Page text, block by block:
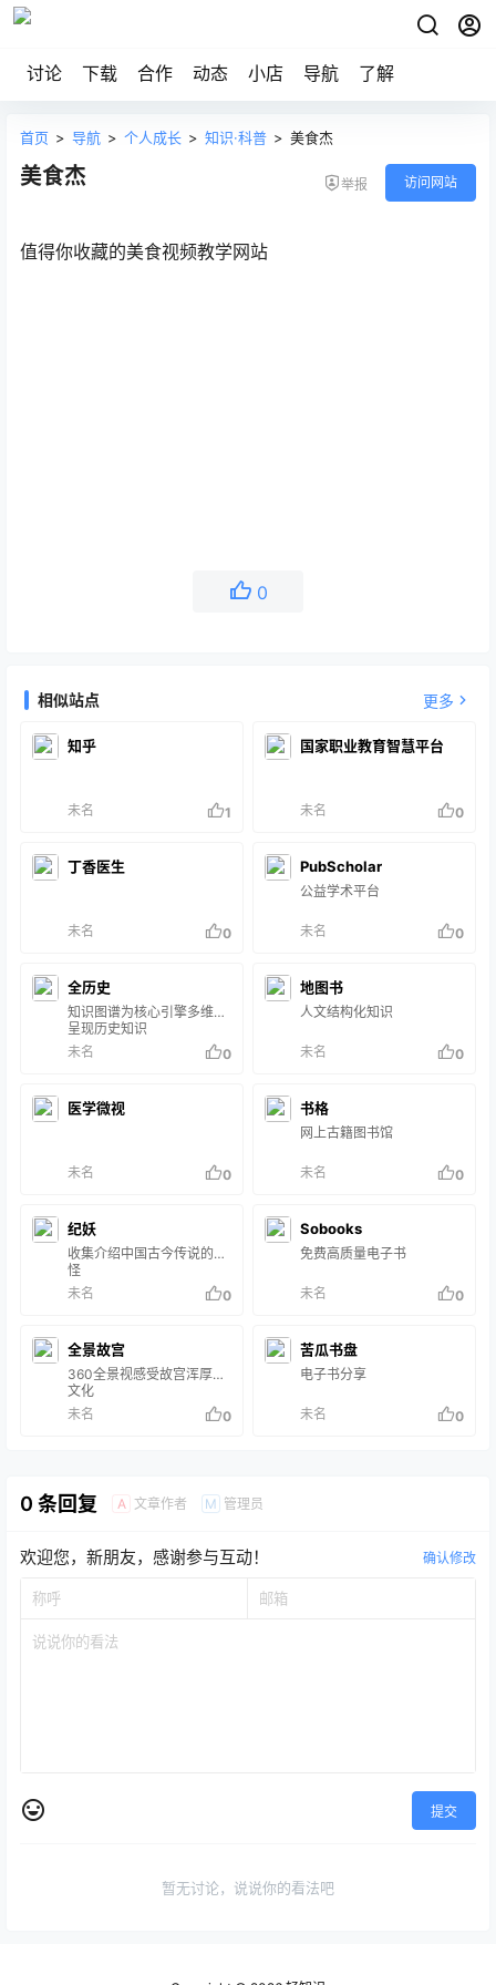
讨论 下载 合作 动态 小店 导航 了解
首页 > 导航 > 个人成长 > 知识·科普 > 美食杰
美食杰 举报 访问网站
值得你收藏的美食视频教学网站
0
相似站点 更多
知乎
未名 1
国家职业教育智慧平台
未名 0
丁香医生
未名 0
PubScholar
公益学术平台
未名 0
全历史
知识图谱为核心引擎多维度
呈现历史知识
未名
0
地图书
人文结构化知识
未名 0
医学微视
未名 0
书格
网上古籍图书馆
未名 0
纪妖
收集介绍中国古今传说的妖
怪
未名
0
Sobooks
免费高质量电子书
未名 0
全景故宫
360全景视感受故宫浑厚的
文化
未名
0
苦瓜书盘
电子书分享
未名 0
0 条回复 A 文章作者 M 管理员
欢迎您，新朋友，感谢参与互动！ 确认修改
提交
暂无讨论，说说你的看法吧